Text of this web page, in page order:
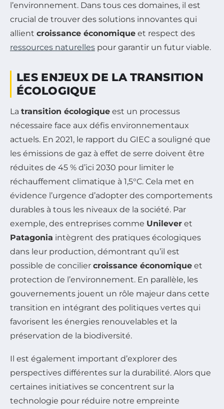
l’environnement. Dans tous ces domaines, il est
crucial de trouver des solutions innovantes qui
allient croissance économique et respect des
ressources naturelles pour garantir un futur viable.
LES ENJEUX DE LA TRANSITION
ÉCOLOGIQUE
La transition écologique est un processus
nécessaire face aux défis environnementaux
actuels. En 2021, le rapport du GIEC a souligné que
les émissions de gaz à effet de serre doivent être
réduites de 45 % d’ici 2030 pour limiter le
réchauffement climatique à 1,5°C. Cela met en
évidence l’urgence d’adopter des comportements
durables à tous les niveaux de la société. Par
exemple, des entreprises comme Unilever et
Patagonia intègrent des pratiques écologiques
dans leur production, démontrant qu’il est
possible de concilier croissance économique et
protection de l’environnement. En parallèle, les
gouvernements jouent un rôle majeur dans cette
transition en intégrant des politiques vertes qui
favorisent les énergies renouvelables et la
préservation de la biodiversité.
Il est également important d’explorer des
perspectives différentes sur la durabilité. Alors que
certaines initiatives se concentrent sur la
technologie pour réduire notre empreinte